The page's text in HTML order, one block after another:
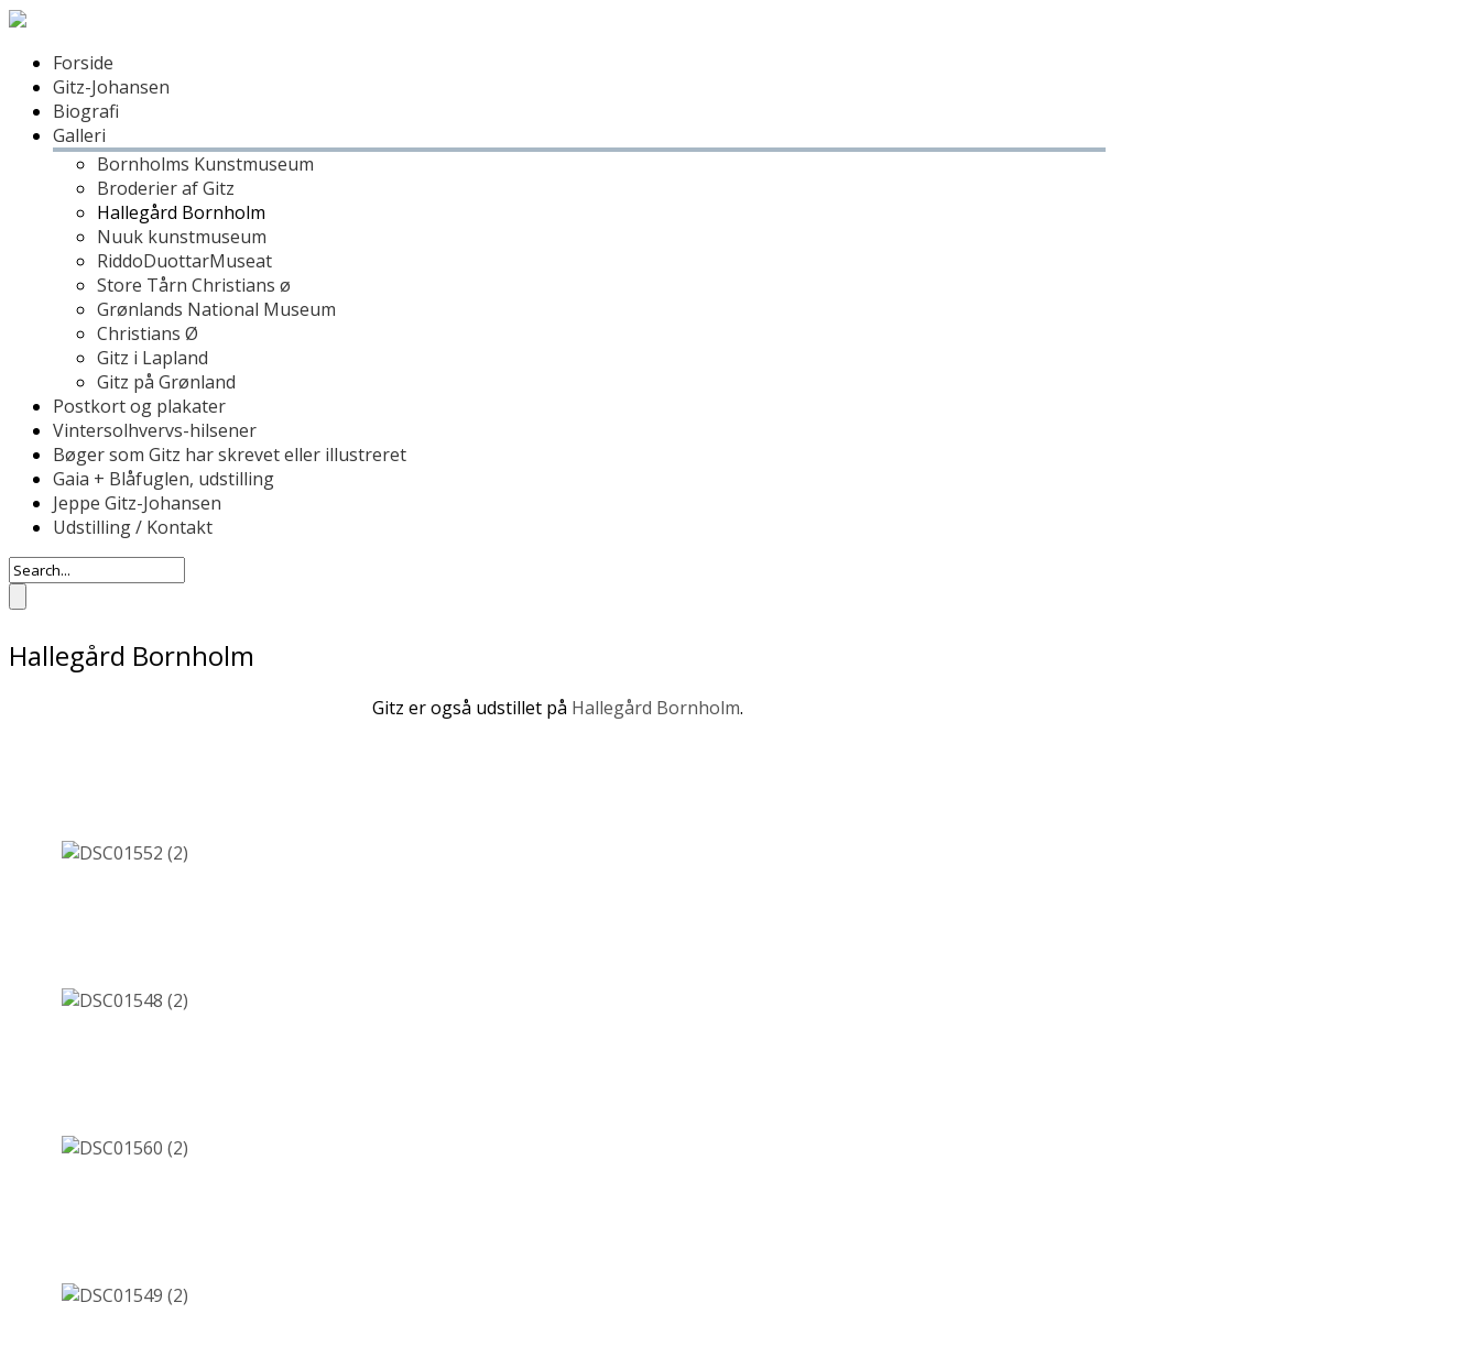
Forside
Gitz-Johansen
Biografi
Galleri
Bornholms Kunstmuseum
Broderier af Gitz
Hallegård Bornholm
Nuuk kunstmuseum
RiddoDuottarMuseat
Store Tårn Christians ø
Grønlands National Museum
Christians Ø
Gitz i Lapland
Gitz på Grønland
Postkort og plakater
Vintersolhvervs-hilsener
Bøger som Gitz har skrevet eller illustreret
Gaia + Blåfuglen, udstilling
Jeppe Gitz-Johansen
Udstilling / Kontakt
Hallegård Bornholm
Gitz er også udstillet på Hallegård Bornholm.